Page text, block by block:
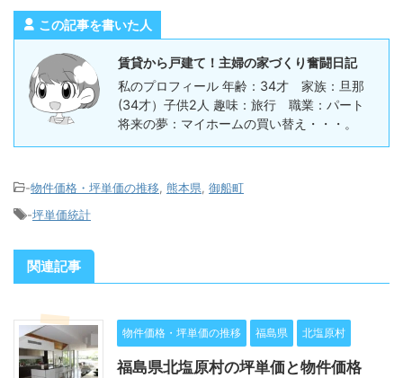
この記事を書いた人
賃貸から戸建て！主婦の家づくり奮闘日記
私のプロフィール 年齢：34才 家族：旦那
(34才）子供2人 趣味：旅行 職業：パート
将来の夢：マイホームの買い替え・・・。
-物件価格・坪単価の推移, 熊本県, 御船町
-坪単価統計
関連記事
物件価格・坪単価の推移 福島県 北塩原村
福島県北塩原村の坪単価と物件価格